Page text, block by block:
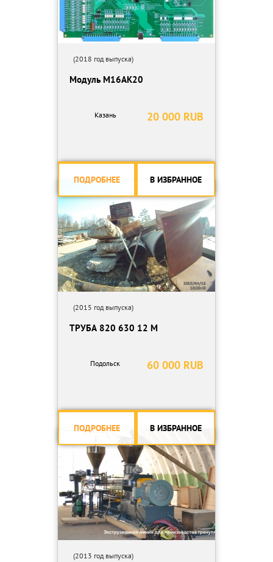
(2018 год выпуска)
Модуль М16АК20
20 000 RUB
Казань
ПОДРОБНЕЕ В ИЗБРАННОЕ
(2015 год выпуска)
ТРУБА 820 630 12 М
60 000 RUB
Подольск
ПОДРОБНЕЕ В ИЗБРАННОЕ
(2013 год выпуска)